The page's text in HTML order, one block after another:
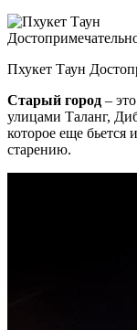
Пхукет Таун
Старый город –
улицами Таланг,
которое еще бьется
старению.